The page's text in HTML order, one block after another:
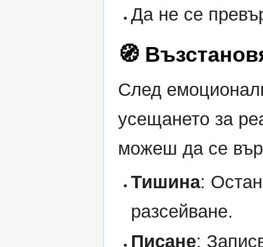
Да не се
🧭
След
усещането за
можеш да се
Тишина:
разсейване.
Писане: